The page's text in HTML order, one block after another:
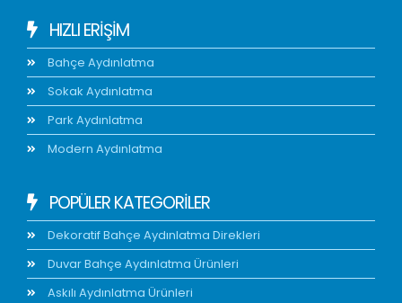
HIZLI ERIŞIM
Bahçe Aydınlatma
Sokak Aydınlatma
Park Aydınlatma
Modern Aydınlatma
POPÜLER KATEGORİLER
Dekoratif Bahçe Aydınlatma Direkleri
Duvar Bahçe Aydınlatma Ürünleri
Askılı Aydınlatma Ürünleri